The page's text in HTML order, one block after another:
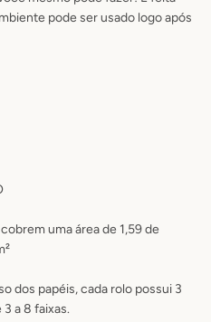
pode ser usado logo após
uma área de 1,59 de
dos papéis, cada rolo possui 3
a 8 faixas.